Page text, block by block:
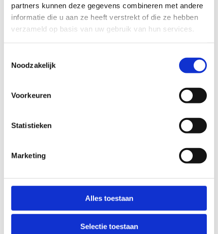
partners kunnen deze gegevens combineren met andere
informatie die u aan ze heeft verstrekt of die ze hebben
verzameld op basis van uw gebruik van hun services.
Noodzakelijk
Voorkeuren
Statistieken
Marketing
Alles toestaan
Selectie toestaan
sportinfra­structuur